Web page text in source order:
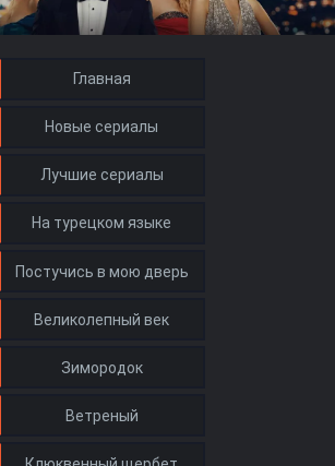
Главная
Новые сериалы
Лучшие сериалы
На турецком языке